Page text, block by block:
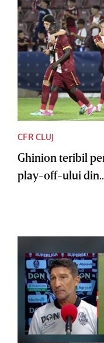
CFR CLUJ
Ghinion teribil
play-off-ului